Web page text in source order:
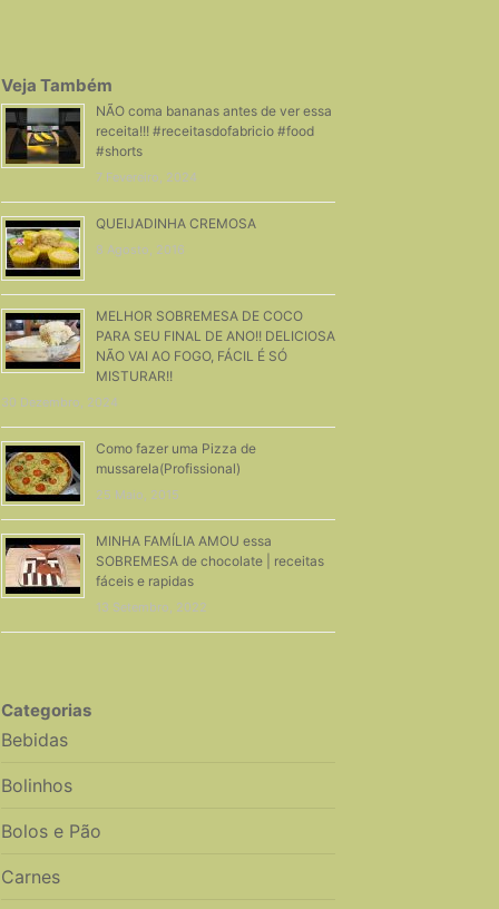
Veja Também
NÃO coma bananas antes de ver essa
receita!!! #receitasdofabricio #food
#shorts
7 Fevereiro, 2024
QUEIJADINHA CREMOSA
8 Agosto, 2016
MELHOR SOBREMESA DE COCO
PARA SEU FINAL DE ANO!! DELICIOSA
NÃO VAI AO FOGO, FÁCIL É SÓ
MISTURAR!!
30 Dezembro, 2024
Como fazer uma Pizza de
mussarela(Profissional)
25 Maio, 2015
MINHA FAMÍLIA AMOU essa
SOBREMESA de chocolate | receitas
fáceis e rapidas
13 Setembro, 2022
Categorias
Bebidas
Bolinhos
Bolos e Pão
Carnes